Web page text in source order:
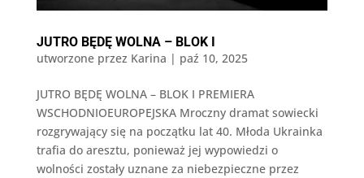
JUTRO BĘDĘ WOLNA – BLOK I
utworzone przez Karina | paź 10, 2025
JUTRO BĘDĘ WOLNA – BLOK I PREMIERA
WSCHODNIOEUROPEJSKA Mroczny dramat sowiecki
rozgrywający się na początku lat 40. Młoda Ukrainka
trafia do aresztu, ponieważ jej wypowiedzi o
wolności zostały uznane za niebezpieczne przez